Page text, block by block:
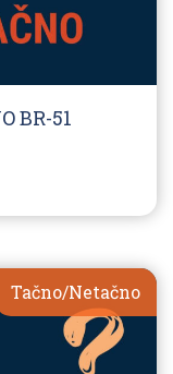
BR-51
Tačno/Netačno